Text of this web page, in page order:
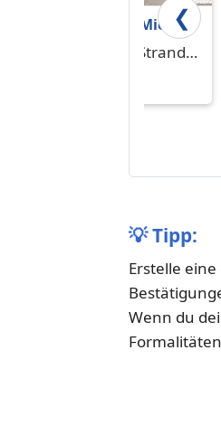
❮
Wohnung zum Mieten
in Timmendorfer
Timmendorfer Strand
💡Tipp:
Erstelle
Wenn du